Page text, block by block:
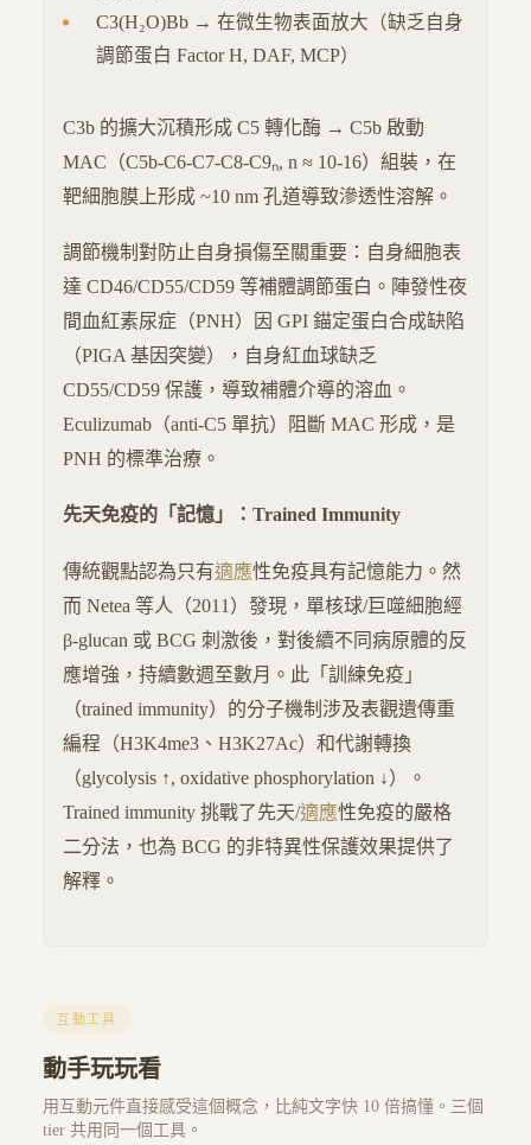
C3(H₂O)Bb → 在微生物表面放大（缺乏自身
調節蛋白 Factor H, DAF, MCP）
C3b 的擴大沉積形成 C5 轉化酶 → C5b 啟動
MAC（C5b-C6-C7-C8-C9ₙ, n ≈ 10-16）組裝，在
靶細胞膜上形成 ~10 nm 孔道導致滲透性溶解。
調節機制對防止自身損傷至關重要：自身細胞表
達 CD46/CD55/CD59 等補體調節蛋白。陣發性夜
間血紅素尿症（PNH）因 GPI 錨定蛋白合成缺陷
（PIGA 基因突變），自身紅血球缺乏
CD55/CD59 保護，導致補體介導的溶血。
Eculizumab（anti-C5 單抗）阻斷 MAC 形成，是
PNH 的標準治療。
先天免疫的「記憶」：Trained Immunity
傳統觀點認為只有適應性免疫具有記憶能力。然
而 Netea 等人（2011）發現，單核球/巨噬細胞經
β-glucan 或 BCG 刺激後，對後續不同病原體的反
應增強，持續數週至數月。此「訓練免疫」
（trained immunity）的分子機制涉及表觀遺傳重
編程（H3K4me3、H3K27Ac）和代謝轉換
（glycolysis ↑, oxidative phosphorylation ↓）。
Trained immunity 挑戰了先天/適應性免疫的嚴格
二分法，也為 BCG 的非特異性保護效果提供了
解釋。
互動工具
動手玩玩看
用互動元件直接感受這個概念，比純文字快 10 倍搞懂。三個
tier 共用同一個工具。